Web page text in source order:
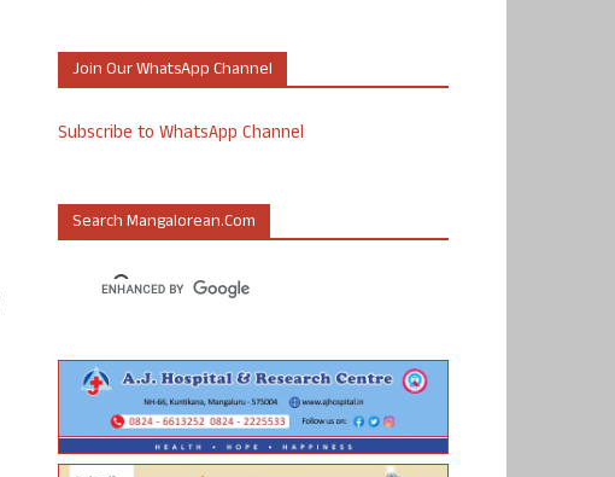
Join Our WhatsApp Channel
Subscribe to WhatsApp Channel
Search Mangalorean.com